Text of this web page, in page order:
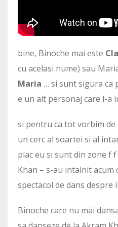
bine, Binoche mai este
cu acelasi nume) sau
Maria … si sunt sigura ca
e un alt personaj care l-a
si pentru ca tot vorbim
un cerc al soartei si al
plac eu si sunt din zone f
Khan – s-au intalnit
spectacol de dans despre
Binoche care nu mai